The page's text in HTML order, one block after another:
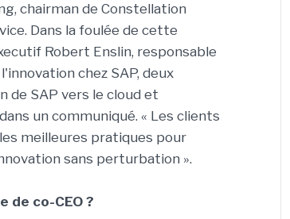
chairman de Constellation
Dans la foulée de cette
Robert Enslin, responsable
chez SAP, deux
de SAP vers le cloud et
un communiqué. « Les clients
meilleures pratiques pour
sans perturbation ».
de co-CEO ?